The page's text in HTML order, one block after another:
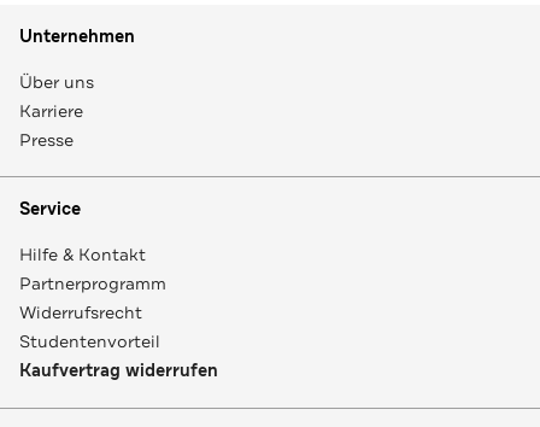
Unternehmen
Über uns
Karriere
Presse
Service
Hilfe & Kontakt
Partnerprogramm
Widerrufsrecht
Studentenvorteil
Kaufvertrag widerrufen